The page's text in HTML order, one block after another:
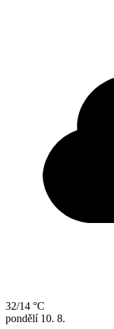
32/14 °C
pondělí 10. 8.